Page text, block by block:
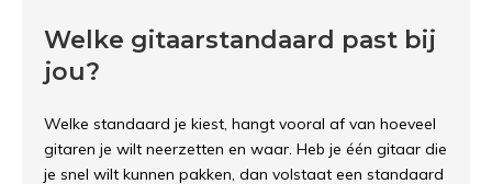
Welke gitaarstandaard past bij
jou?
Welke standaard je kiest, hangt vooral af van hoeveel
gitaren je wilt neerzetten en waar. Heb je één gitaar die
je snel wilt kunnen pakken, dan volstaat een standaard